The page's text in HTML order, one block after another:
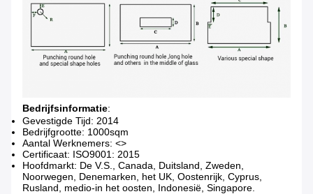
Bedrijfsinformatie:
Gevestigde Tijd: 2014
Bedrijfgrootte: 1000sqm
Aantal Werknemers: <>
Certificaat: ISO9001: 2015
Hoofdmarkt: De V.S., Canada, Duitsland, Zweden,
Noorwegen, Denemarken, het UK, Oostenrijk, Cyprus,
Rusland, medio-in het oosten, Indonesië, Singapore.